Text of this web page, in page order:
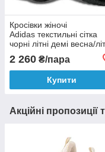
Кросівки жіночі
Adidas текстильні сітка
чорні літні демі весна/
2 260 ₴/пара
Купити
Акційні пропозиції